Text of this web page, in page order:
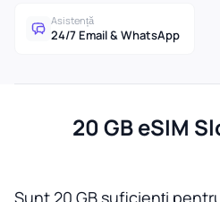
Asistență
24/7 Email & WhatsApp
20 GB eSIM
Sunt 20 GB suficienți